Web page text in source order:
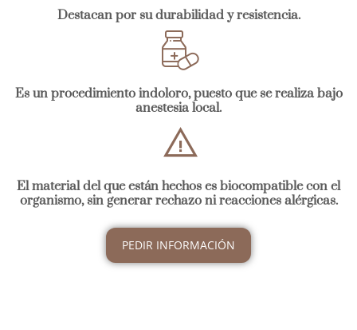
Destacan por su durabilidad y resistencia.
Es un procedimiento indoloro, puesto que se realiza bajo
anestesia local.
El material del que están hechos es biocompatible con el
organismo, sin generar rechazo ni reacciones alérgicas.
PEDIR INFORMACIÓN